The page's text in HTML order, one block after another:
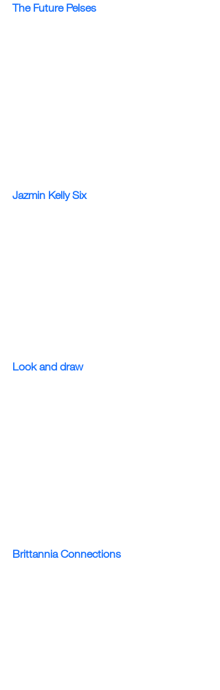
The Future Pelses
Jazmin Kelly Six
Look and draw
Brittannia Connections